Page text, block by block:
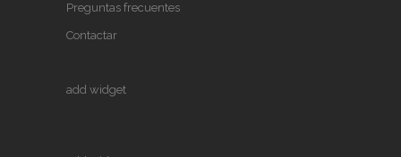
Preguntas frecuentes
Contactar
add widget